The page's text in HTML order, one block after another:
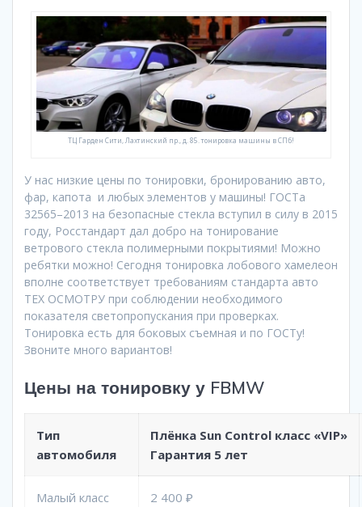
ТЦ Гарден Сити, Лахтинский пр., д. 85. тонировка машины в СПб!
У нас низкие цены по тонировки, бронированию авто,
фар, капота и любых элементов у машины! ГОСТа
32565–2013 на безопасные стекла вступил в силу в 2015
году, Росстандарт дал добро на тонирование
ветрового стекла полимерными покрытиями! Можно
ребятки можно! Сегодня тонировка лобового хамелеон
вполне соответствует требованиям стандарта авто
ТЕХ ОСМОТРУ при соблюдении необходимого
показателя светопропускания при проверках.
Тонировка есть для боковых съемная и по ГОСТу!
Звоните много вариантов!
Цены на тонировку у FBMW
Тип
автомобиля
Плёнка Sun Control класс «VIP»
Гарантия 5 лет
Малый класс 2 400 ₽